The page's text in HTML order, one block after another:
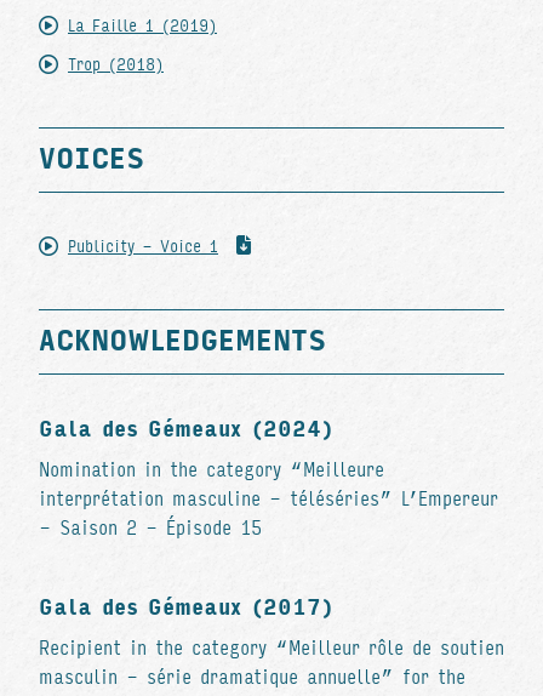
La Faille 1 (2019)
Trop (2018)
VOICES
Publicity - Voice 1
ACKNOWLEDGEMENTS
Gala des Gémeaux (2024)
Nomination in the category “Meilleure
interprétation masculine - téléséries” L’Empereur
- Saison 2 - Épisode 15
Gala des Gémeaux (2017)
Recipient in the category “Meilleur rôle de soutien
masculin - série dramatique annuelle” for the